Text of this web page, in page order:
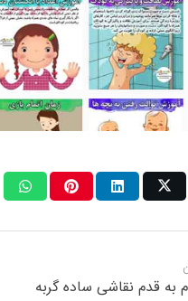
به قدم نقاشی ساده گربه